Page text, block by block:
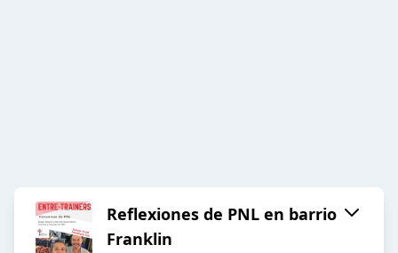
Reflexiones de PNL en barrio
Franklin